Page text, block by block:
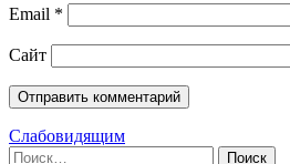
Email *
Сайт
Слабовидящим
Найти: